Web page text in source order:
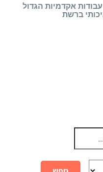
אקדמיות הגדול
ברשת